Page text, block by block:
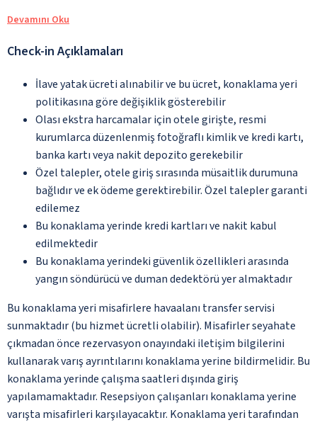
Devamını Oku
Check-in Açıklamaları
İlave yatak ücreti alınabilir ve bu ücret, konaklama yeri
politikasına göre değişiklik gösterebilir
Olası ekstra harcamalar için otele girişte, resmi
kurumlarca düzenlenmiş fotoğraflı kimlik ve kredi kartı,
banka kartı veya nakit depozito gerekebilir
Özel talepler, otele giriş sırasında müsaitlik durumuna
bağlıdır ve ek ödeme gerektirebilir. Özel talepler garanti
edilemez
Bu konaklama yerinde kredi kartları ve nakit kabul
edilmektedir
Bu konaklama yerindeki güvenlik özellikleri arasında
yangın söndürücü ve duman dedektörü yer almaktadır
Bu konaklama yeri misafirlere havaalanı transfer servisi
sunmaktadır (bu hizmet ücretli olabilir). Misafirler seyahate
çıkmadan önce rezervasyon onayındaki iletişim bilgilerini
kullanarak varış ayrıntılarını konaklama yerine bildirmelidir. Bu
konaklama yerinde çalışma saatleri dışında giriş
yapılamamaktadır. Resepsiyon çalışanları konaklama yerine
varışta misafirleri karşılayacaktır. Konaklama yeri tarafından